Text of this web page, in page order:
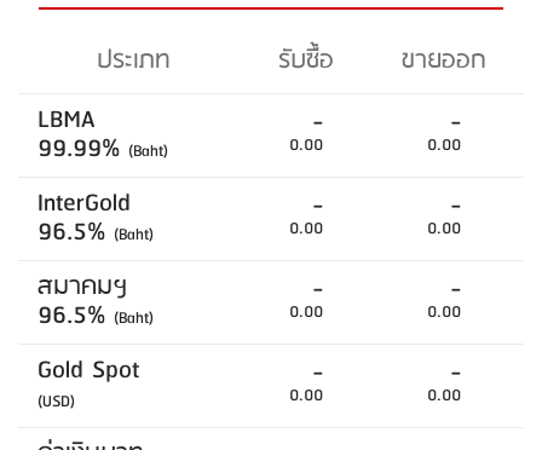
ประเภท รับซื้อ
ขายออก
LBMA
99.99% (Baht)
-
0.00
-
0.00
InterGold
96.5% (Baht)
-
0.00
-
0.00
สมาคมฯ
96.5% (Baht)
-
0.00
-
0.00
Gold Spot
(USD)
-
0.00
-
0.00